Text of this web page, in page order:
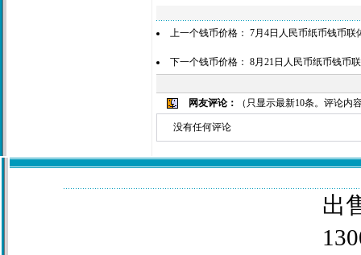
上一个钱币价格： 7月4日人民币纸币钱币联
下一个钱币价格： 8月21日人民币纸币钱币
网友评论： （只显示最新10条。评论
没有任何评论
出